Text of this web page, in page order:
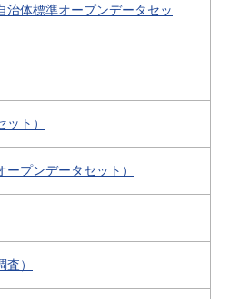
治体標準オープンデータセッ
ト）
プンデータセット）
）